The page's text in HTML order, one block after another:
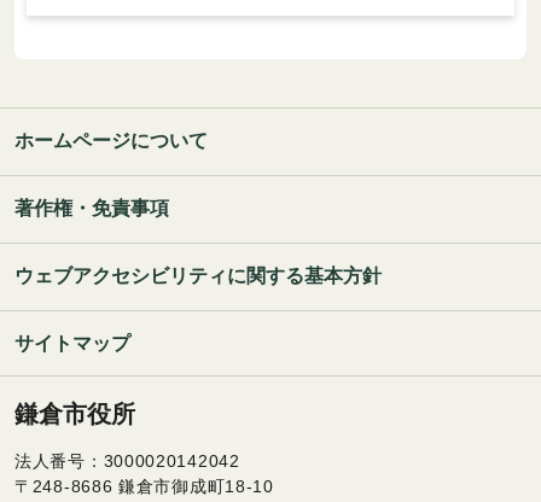
ホームページについて
著作権・免責事項
ウェブアクセシビリティに関する基本方針
サイトマップ
鎌倉市役所
法人番号：3000020142042
〒248-8686 鎌倉市御成町18-10